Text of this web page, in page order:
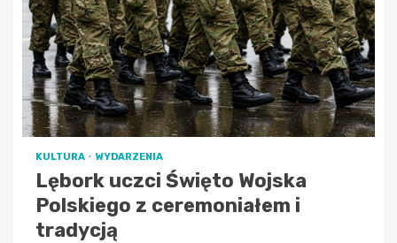
KULTURA WYDARZENIA
Lębork uczci Święto Wojska
Polskiego z ceremoniałem i
tradycją